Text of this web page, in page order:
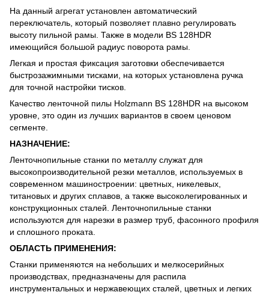
На данный агрегат установлен автоматический
переключатель, который позволяет плавно регулировать
высоту пильной рамы. Также в модели BS 128HDR
имеющийся большой радиус поворота рамы.
Легкая и простая фиксация заготовки обеспечивается
быстрозажимными тисками, на которых установлена ручка
для точной настройки тисков.
Качество ленточной пилы Holzmann BS 128HDR на высоком
уровне, это один из лучших вариантов в своем ценовом
сегменте.
НАЗНАЧЕНИЕ:
Ленточнопильные станки по металлу служат для
высокопроизводительной резки металлов, используемых в
современном машиностроении: цветных, никелевых,
титановых и других сплавов, а также высоколегированных и
конструкционных сталей. Ленточнопильные станки
используются для нарезки в размер труб, фасонного профиля
и сплошного проката.
ОБЛАСТЬ ПРИМЕНЕНИЯ:
Станки применяются на небольших и мелкосерийных
производствах, предназначены для распила
инструментальных и нержавеющих сталей, цветных и легких